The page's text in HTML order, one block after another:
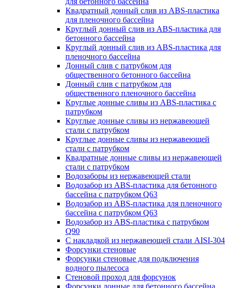
Квадратный донный слив из ABS-пластика
для пленочного бассейна
Круглый донный слив из ABS-пластика для
бетонного бассейна
Круглый донный слив из ABS-пластика для
пленочного бассейна
Донный слив с патрубком для
общественного бетонного бассейна
Донный слив с патрубком для
общественного пленочного бассейна
Круглые донные сливы из ABS-пластика с
патрубком
Круглые донные сливы из нержавеющей
стали с патрубком
Круглые донные сливы из нержавеющей
стали с патрубком
Квадратные донные сливы из нержавеющей
стали с патрубком
Водозаборы из нержавеющей стали
Водозабор из ABS-пластика для бетонного
бассейна с патрубком Q63
Водозабор из ABS-пластика для пленочного
бассейна с патрубком Q63
Водозабор из ABS-пластика с патрубком
Q90
С накладкой из нержавеющей стали AISI-304
Форсунки стеновые
Форсунки стеновые для подключения
водного пылесоса
Стеновой проход для форсунок
Форсунки донные для бетонного бассейна